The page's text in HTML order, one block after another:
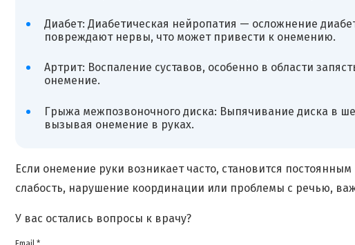
Диабет: Диабетическая нейропатия — осложнение
повреждают нервы, что может привести к онемению.
Артрит: Воспаление суставов, особенно в области
онемение.
Грыжа межпозвоночного диска: Выпячивание диска в
вызывая онемение в руках.
Если онемение руки возникает часто, становится
слабость, нарушение координации или проблемы с речью,
У вас остались вопросы к врачу?